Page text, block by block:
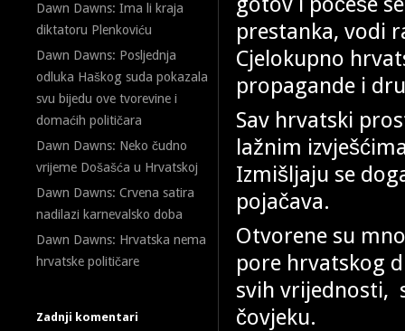
Dawn Dawns: Ima li kraja
diktatoru Plenkoviću
Dawn Dawns: Posljednja
odluka Haškog suda pokazala
svu bijedu ove tvorevine i
domaćih političara
Dawn Dawns: Neko čudno
vrijeme Došašća u Hrvatskoj
Dawn Dawns: Crvena satira
nadilazi karnevalsko doba
Dawn Dawns: Hrvatska nema
hrvatske političare
Zadnji komentari
prestanka, vodi
Cjelokupno
propagande i
Sav hrvatski
lažnim
Izmišljaju se
pojačava.
Otvorene su
pore hrvatskog
svih vrijednosti,
čovjeku.